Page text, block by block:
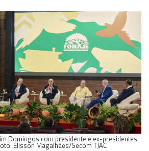
Domingos com presidente e ex-presidentes
Elisson Magalhães/Secom TJAC